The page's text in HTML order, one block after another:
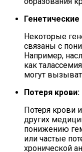
Некоторые
связаны с
Например,
как
могут
Потеря крови:
Потеря крови
других
понижению
или частые
хронической